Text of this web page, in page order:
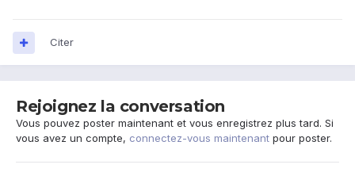
Citer
Rejoignez la conversation
Vous pouvez poster maintenant et vous enregistrez plus tard. Si
vous avez un compte, connectez-vous maintenant pour poster.